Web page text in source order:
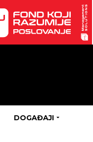
DOGAĐAJI